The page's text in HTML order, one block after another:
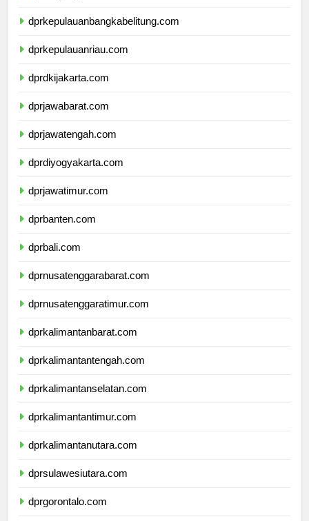
dprkepulauanbangkabelitung.com
dprkepulauanriau.com
dprdkijakarta.com
dprjawabarat.com
dprjawatengah.com
dprdiyogyakarta.com
dprjawatimur.com
dprbanten.com
dprbali.com
dprnusatenggarabarat.com
dprnusatenggaratimur.com
dprkalimantanbarat.com
dprkalimantantengah.com
dprkalimantanselatan.com
dprkalimantantimur.com
dprkalimantanutara.com
dprsulawesiutara.com
dprgorontalo.com